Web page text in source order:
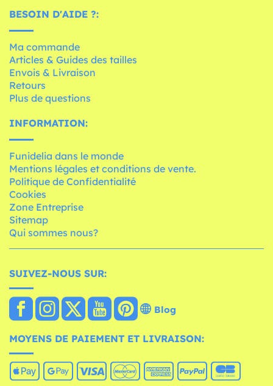
BESOIN D'AIDE ?:
Ma commande
Articles & Guides des tailles
Envois & Livraison
Retours
Plus de questions
INFORMATION:
Funidelia dans le monde
Mentions légales et conditions de vente.
Politique de Confidentialité
Cookies
Zone Entreprise
Sitemap
Qui sommes nous?
SUIVEZ-NOUS SUR:
Blog
MOYENS DE PAIEMENT ET LIVRAISON: